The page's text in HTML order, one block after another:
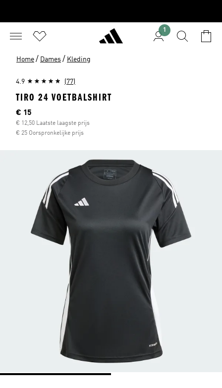
1
Home / Dames / Kleding
4.9 (77)
TIRO 24 VOETBALSHIRT
Current price
€ 15
€ 12,50 Laatste laagste prijs
€ 25 Oorspronkelijke prijs